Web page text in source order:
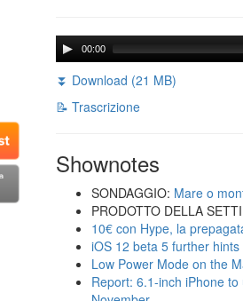
00:00
⏬ Download (21 MB)
📝 Trascrizione
Shownotes
SONDAGGIO: Mare o
PRODOTTO DELLA
10€ con Hype, la
iOS 12 beta 5 further
Low Power Mode on the
Report: 6.1-inch iPhone to